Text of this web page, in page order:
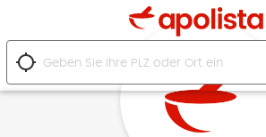
location_searching